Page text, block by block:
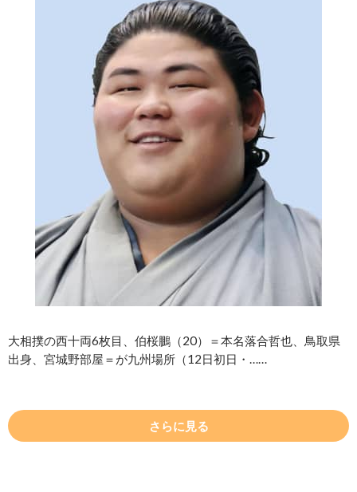
大相撲の西十両6枚目、伯桜鵬（20）＝本名落合哲也、鳥取県
出身、宮城野部屋＝が九州場所（12日初日・……
さらに見る